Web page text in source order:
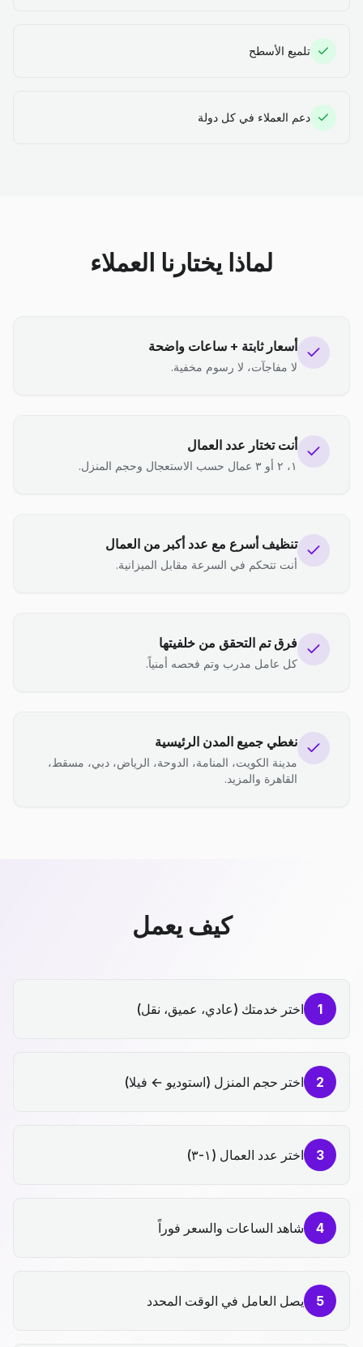
تلميع الأسطح
دعم العملاء في كل دولة
لماذا يختارنا العملاء
أسعار ثابتة + ساعات واضحة
لا مفاجآت، لا رسوم مخفية.
أنت تختار عدد العمال
١، ٢ أو ٣ عمال حسب الاستعجال وحجم المنزل.
تنظيف أسرع مع عدد أكبر من العمال
أنت تتحكم في السرعة مقابل الميزانية.
فرق تم التحقق من خلفيتها
كل عامل مدرب وتم فحصه أمنياً.
نغطي جميع المدن الرئيسية
مدينة الكويت، المنامة، الدوحة، الرياض، دبي، مسقط،
القاهرة والمزيد.
كيف يعمل
1 اختر خدمتك (عادي، عميق، نقل)
2 اختر حجم المنزل (استوديو ← فيلا)
3 اختر عدد العمال (١-٣)
4 شاهد الساعات والسعر فوراً
5 يصل العامل في الوقت المحدد